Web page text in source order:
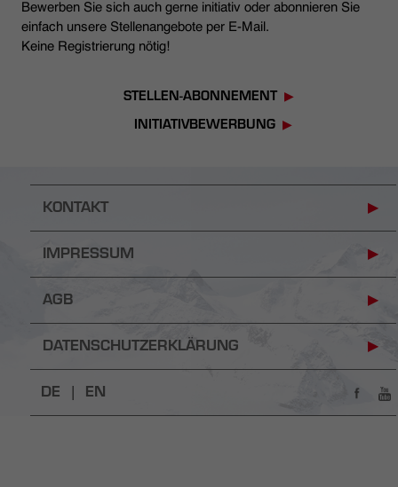
Bewerben Sie sich auch gerne initiativ oder abonnieren Sie
einfach unsere Stellenangebote per E-Mail.
Keine Registrierung nötig!
STELLEN-ABONNEMENT
INITIATIVBEWERBUNG
KONTAKT
IMPRESSUM
AGB
DATENSCHUTZERKLÄRUNG
DE | EN